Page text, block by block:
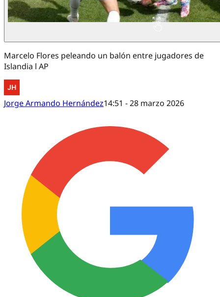
Marcelo Flores peleando un balón entre jugadores de
Islandia l AP
Jorge Armando Hernández14:51 - 28 marzo 2026